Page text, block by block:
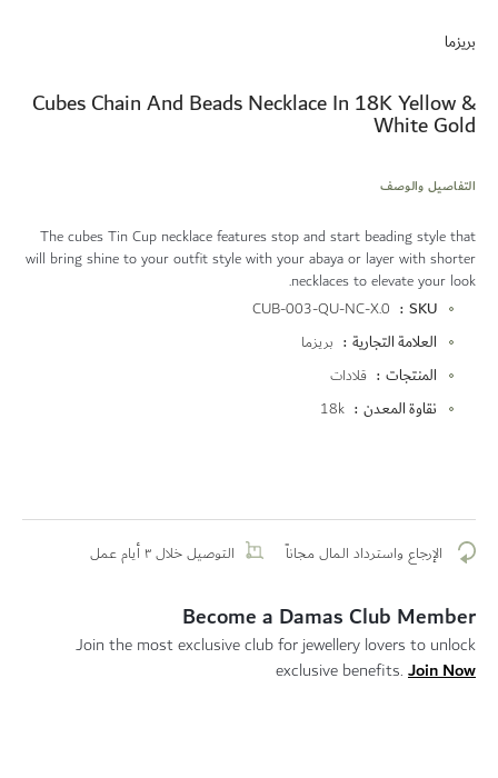
بداية
الصور
بريزما
Cubes Chain And Beads Necklace In 18K Yellow &
White Gold
التفاصيل والوصف
The cubes Tin Cup necklace features stop and start beading style that
will bring shine to your outfit style with your abaya or layer with shorter
necklaces to elevate your look.
المزيد
المعلومات
SKU
CUB-003-QU-NC-X.0
العلامة التجارية
بريزما
المنتجات
قلادات
نقاوة المعدن
18k
الإرجاع واسترداد المال مجاناً التوصيل خلال ٣ أيام عمل
Become a Damas Club Member
Join the most exclusive club for jewellery lovers to unlock
exclusive benefits. Join Now